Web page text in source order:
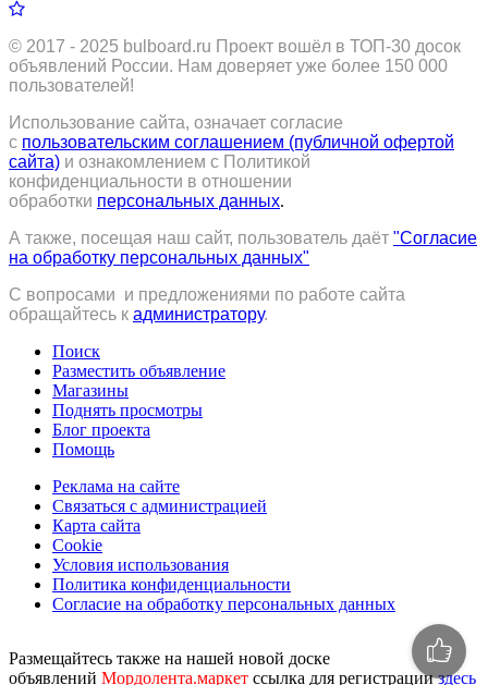
© 2017 - 2025 bulboard.ru Проект вошёл в ТОП-30 досок
объявлений России. Нам доверяет уже более 150 000
пользователей!
Использование сайта, означает согласие
с пользовательским соглашением (публичной офертой
сайта) и ознакомлением с Политикой
конфиденциальности в отношении
обработки персональных данных.
А также, посещая наш сайт, пользователь даёт "Согласие
на обработку персональных данных"
С вопросами и предложениями по работе сайта
обращайтесь к администратору.
Поиск
Разместить объявление
Магазины
Поднять просмотры
Блог проекта
Помощь
Реклама на сайте
Связаться с администрацией
Карта сайта
Cookie
Условия использования
Политика конфиденциальности
Согласие на обработку персональных данных
Размещайтесь также на нашей новой доске
объявлений Мордолента.маркет ссылка для регистрацииздесь